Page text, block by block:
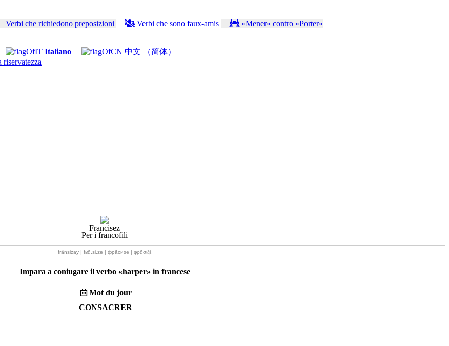
Verbi che richiedono preposizioni Verbi che sono faux-amis
«Mener» contro «Porter»
Italiano
中文 （简体）
riservatezza
Francisez
Per i francofili
frãnsizay | fʁɑ̃.si.ze | фрãсизе | φρɑ̃σιζέ
Impara a coniugare il verbo «harper» in francese
Mot du jour
CONSACRER